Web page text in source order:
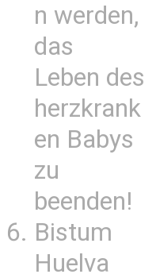
n werden,
das
Leben des
herzkrank
en Babys
zu
beenden!
Bistum
Huelva